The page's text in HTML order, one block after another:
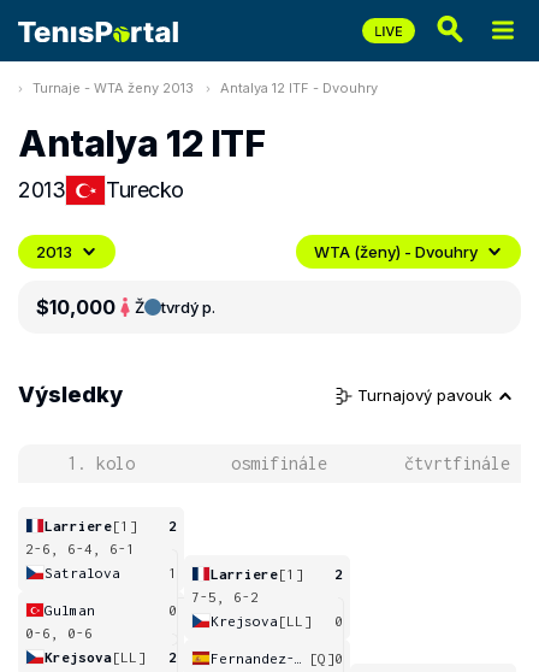
Turnaje - WTA ženy 2013 Antalya 12 ITF - Dvouhry
Antalya 12 ITF
2013 Turecko
2013 WTA (ženy) - Dvouhry
$10,000 Ž tvrdý p.
Výsledky Turnajový pavouk
1. kolo osmifinále čtvrtfinále
Larriere[1]
2
2-6, 6-4, 6-1
Satralova
1
Gulman
0
0-6, 0-6
Krejsova[LL] 2
Larriere[1]
2
7-5, 6-2
Krejsova [LL] 0
[Q]0